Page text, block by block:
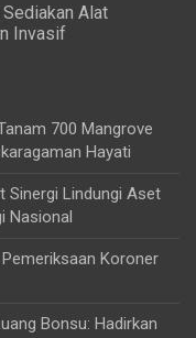
Alat
Invasif
700 Mangrove
Hayati
Sinergi Lindungi Aset
Nasional
Koroner
Bonsu: Hadirkan